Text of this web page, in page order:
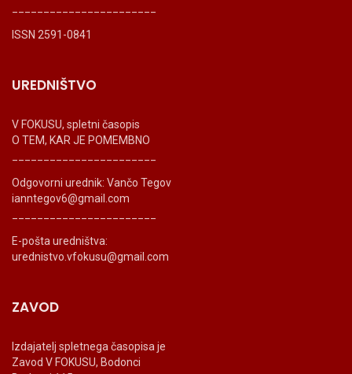
ISSN 2591-0841
UREDNIŠTVO
V FOKUSU, spletni časopis
O TEM, KAR JE POMEMBNO
Odgovorni urednik: Vančo Tegov
ianntegov6@gmail.com
E-pošta uredništva:
urednistvo.vfokusu@gmail.com
ZAVOD
Izdajatelj spletnega časopisa je
Zavod V FOKUSU, Bodonci